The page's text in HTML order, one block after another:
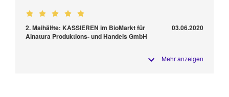
2. Maihälfte: KASSIEREN im BioMarkt für
Alnatura Produktions- und Handels GmbH
03.06.2020
Mehr anzeigen